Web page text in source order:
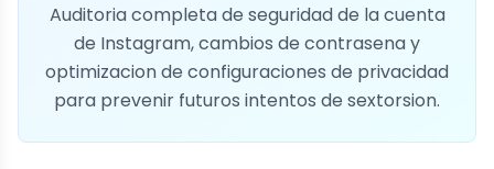
Auditoria completa de seguridad de la cuenta
de Instagram, cambios de contrasena y
optimizacion de configuraciones de privacidad
para prevenir futuros intentos de sextorsion.